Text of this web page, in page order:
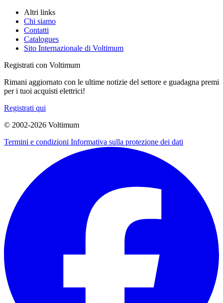
Altri links
Chi siamo
Contatti
Catalogues
Sito Internazionale di Voltimum
Registrati con Voltimum
Rimani aggiornato con le ultime notizie del settore e guadagna premi
per i tuoi acquisti elettrici!
Registrati qui
© 2002-2026 Voltimum
Termini e condizioni Informativa sulla protezione dei dati